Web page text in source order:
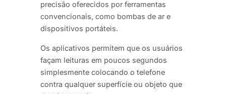
precisão oferecidos por ferramentas
convencionais, como bombas de ar e
dispositivos portáteis.
Os aplicativos permitem que os usuários
façam leituras em poucos segundos
simplesmente colocando o telefone
contra qualquer superfície ou objeto que